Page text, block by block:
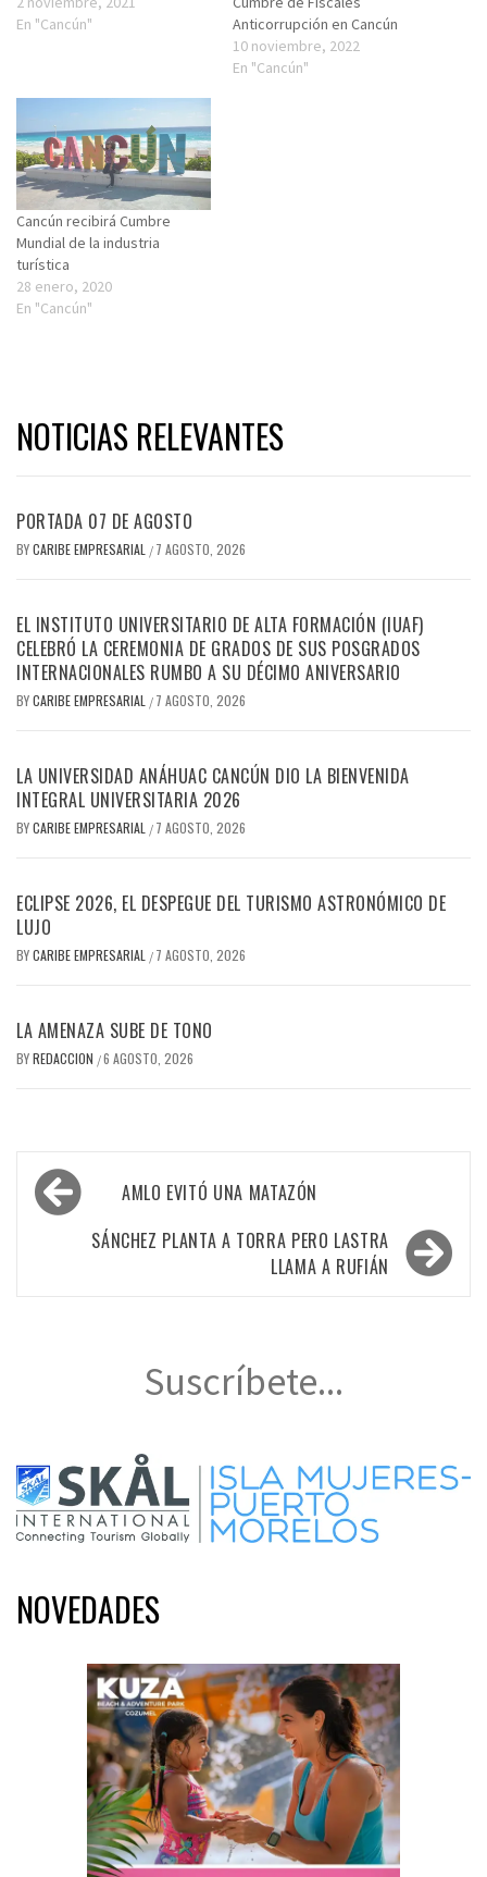
En "Cancún"
Anticorrupción en Cancún
10 noviembre, 2022
En "Cancún"
Cancún recibirá Cumbre
Mundial de la industria
turística
28 enero, 2020
En "Cancún"
NOTICIAS RELEVANTES
PORTADA 07 DE AGOSTO
BYCARIBE EMPRESARIAL / 7 AGOSTO, 2026
EL INSTITUTO UNIVERSITARIO DE ALTA FORMACIÓN (IUAF)
CELEBRÓ LA CEREMONIA DE GRADOS DE SUS POSGRADOS
INTERNACIONALES RUMBO A SU DÉCIMO ANIVERSARIO
BYCARIBE EMPRESARIAL / 7 AGOSTO, 2026
LA UNIVERSIDAD ANÁHUAC CANCÚN DIO LA BIENVENIDA
INTEGRAL UNIVERSITARIA 2026
BYCARIBE EMPRESARIAL / 7 AGOSTO, 2026
ECLIPSE 2026, EL DESPEGUE DEL TURISMO ASTRONÓMICO DE
LUJO
BYCARIBE EMPRESARIAL / 7 AGOSTO, 2026
LA AMENAZA SUBE DE TONO
BYREDACCION /6 AGOSTO, 2026
Navegación
de
entradas
AMLO EVITÓ UNA MATAZÓN
SÁNCHEZ PLANTA A TORRA PERO LASTRA
LLAMA A RUFIÁN
Suscríbete...
NOVEDADES